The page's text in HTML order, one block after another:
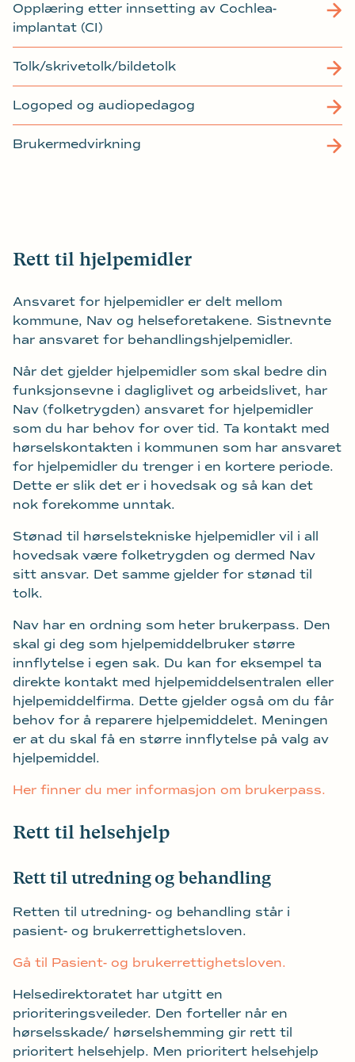
Opplæring etter innsetting av Cochlea-
implantat (CI)
Tolk/skrivetolk/bildetolk
Logoped og audiopedagog
Brukermedvirkning
Rett til hjelpemidler
Ansvaret for hjelpemidler er delt mellom
kommune, Nav og helseforetakene. Sistnevnte
har ansvaret for behandlingshjelpemidler.
Når det gjelder hjelpemidler som skal bedre din
funksjonsevne i dagliglivet og arbeidslivet, har
Nav (folketrygden) ansvaret for hjelpemidler
som du har behov for over tid. Ta kontakt med
hørselskontakten i kommunen som har ansvaret
for hjelpemidler du trenger i en kortere periode.
Dette er slik det er i hovedsak og så kan det
nok forekomme unntak.
Stønad til hørselstekniske hjelpemidler vil i all
hovedsak være folketrygden og dermed Nav
sitt ansvar. Det samme gjelder for stønad til
tolk.
Nav har en ordning som heter brukerpass. Den
skal gi deg som hjelpemiddelbruker større
innflytelse i egen sak. Du kan for eksempel ta
direkte kontakt med hjelpemiddelsentralen eller
hjelpemiddelfirma. Dette gjelder også om du får
behov for å reparere hjelpemiddelet. Meningen
er at du skal få en større innflytelse på valg av
hjelpemiddel.
Her finner du mer informasjon om brukerpass.
Rett til helsehjelp
Rett til utredning og behandling
Retten til utredning- og behandling står i
pasient- og brukerrettighetsloven.
Gå til Pasient- og brukerrettighetsloven.
Helsedirektoratet har utgitt en
prioriteringsveileder. Den forteller når en
hørselsskade/ hørselshemming gir rett til
prioritert helsehjelp. Men prioritert helsehjelp